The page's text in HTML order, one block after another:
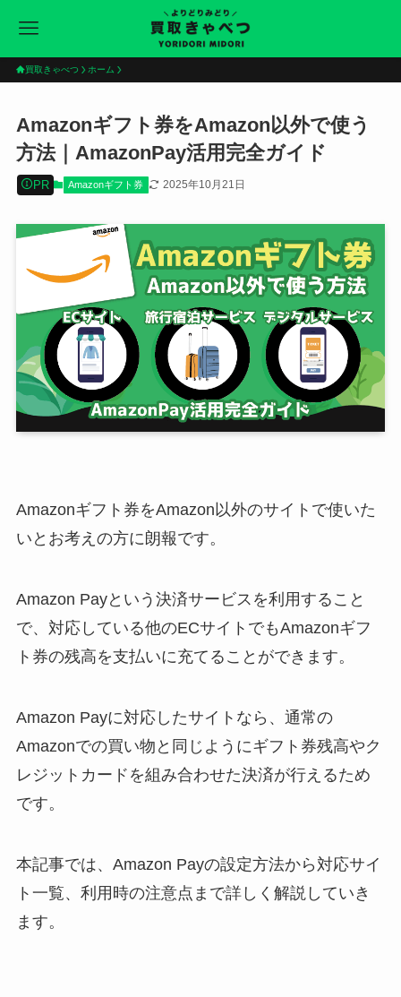
買取きゃべつ ホーム
Amazonギフト券をAmazon以外で使う
方法｜AmazonPay活用完全ガイド
PR Amazonギフト券 2025年10月21日
Amazonギフト券をAmazon以外のサイトで使いた
いとお考えの方に朗報です。
Amazon Payという決済サービスを利用すること
で、対応している他のECサイトでもAmazonギフ
ト券の残高を支払いに充てることができます。
Amazon Payに対応したサイトなら、通常の
Amazonでの買い物と同じようにギフト券残高やク
レジットカードを組み合わせた決済が行えるため
です。
本記事では、Amazon Payの設定方法から対応サイ
ト一覧、利用時の注意点まで詳しく解説していき
ます。